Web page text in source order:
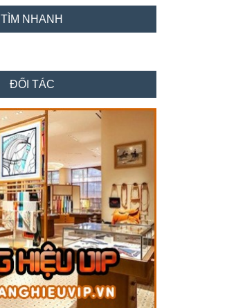
TÌM NHANH
ĐỐI TÁC